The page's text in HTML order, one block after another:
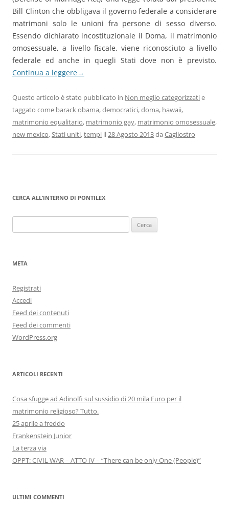
Bill Clinton che obbligava il governo federale a considerare
matrimoni solo le unioni fra persone di sesso diverso.
Essendo dichiarato incostituzionale il Doma, il matrimonio
omosessuale, a livello fiscale, viene riconosciuto a livello
federale ed anche in quegli Stati dove non è previsto.
Continua a leggere→
Questo articolo è stato pubblicato in Non meglio categorizzatie
taggato come barack obama,democratici,doma, hawaii,
matrimonio equalitario, matrimonio gay, matrimonio omosessuale,
new mexico,Stati uniti,tempi il28 Agosto 2013da Cagliostro
CERCA ALL’INTERNO DI PONTILEX
per:
META
Registrati
Accedi
Feed dei contenuti
Feed dei commenti
WordPress.org
ARTICOLI RECENTI
Cosa sfugge ad Adinolfi sul sussidio di 20 mila Euro per il
matrimonio religioso? Tutto.
25 aprile a freddo
Frankenstein Junior
La terza via
OPPT: CIVIL WAR – ATTO IV – “There can be only One (People)”
ULTIMI COMMENTI